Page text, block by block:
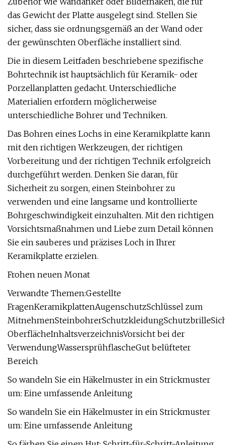
das Gewicht der Platte ausgelegt sind. Stellen Sie
sicher, dass sie ordnungsgemäß an der Wand oder
der gewünschten Oberfläche installiert sind.
Die in diesem Leitfaden beschriebene spezifische
Bohrtechnik ist hauptsächlich für Keramik- oder
Porzellanplatten gedacht. Unterschiedliche
Materialien erfordern möglicherweise
unterschiedliche Bohrer und Techniken.
Das Bohren eines Lochs in eine Keramikplatte kann
mit den richtigen Werkzeugen, der richtigen
Vorbereitung und der richtigen Technik erfolgreich
durchgeführt werden. Denken Sie daran, für
Sicherheit zu sorgen, einen Steinbohrer zu
verwenden und eine langsame und kontrollierte
Bohrgeschwindigkeit einzuhalten. Mit den richtigen
Vorsichtsmaßnahmen und Liebe zum Detail können
Sie ein sauberes und präzises Loch in Ihrer
Keramikplatte erzielen.
Frohen neuen Monat
Verwandte Themen:Gestellte
FragenKeramikplattenAugenschutzSchlüssel zum
OberflächeInhaltsverzeichnisVorsicht bei der
VerwendungWassersprühflascheGut belüfteter
Bereich
So wandeln Sie ein Häkelmuster in ein Strickmuster
um: Eine umfassende Anleitung
So wandeln Sie ein Häkelmuster in ein Strickmuster
um: Eine umfassende Anleitung